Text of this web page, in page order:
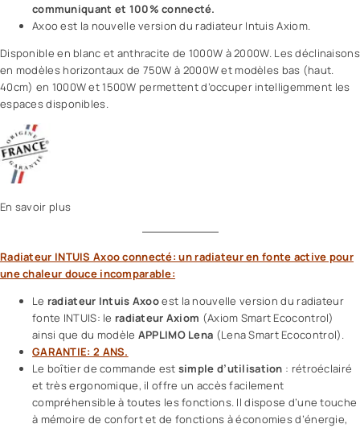
communiquant et 100% connecté.
Axoo est la nouvelle version du radiateur Intuis Axiom.
Disponible en blanc et anthracite de 1000W à 2000W. Les déclinaisons
en modèles horizontaux de 750W à 2000W et modèles bas (haut.
40cm) en 1000W et 1500W permettent d’occuper intelligemment les
espaces disponibles.
En savoir plus
Radiateur INTUIS Axoo connecté: un radiateur en fonte active pour
une chaleur douce incomparable:
Le radiateur Intuis Axooest la nouvelle version du radiateur
fonte INTUIS: le radiateur Axiom (Axiom Smart Ecocontrol)
ainsi que du modèle APPLIMO Lena (Lena Smart Ecocontrol).
GARANTIE: 2 ANS.
Le boîtier de commande est simple d’utilisation : rétroéclairé
et très ergonomique, il offre un accès facilement
compréhensible à toutes les fonctions. Il dispose d’une touche
à mémoire de confort et de fonctions à économies d’énergie,